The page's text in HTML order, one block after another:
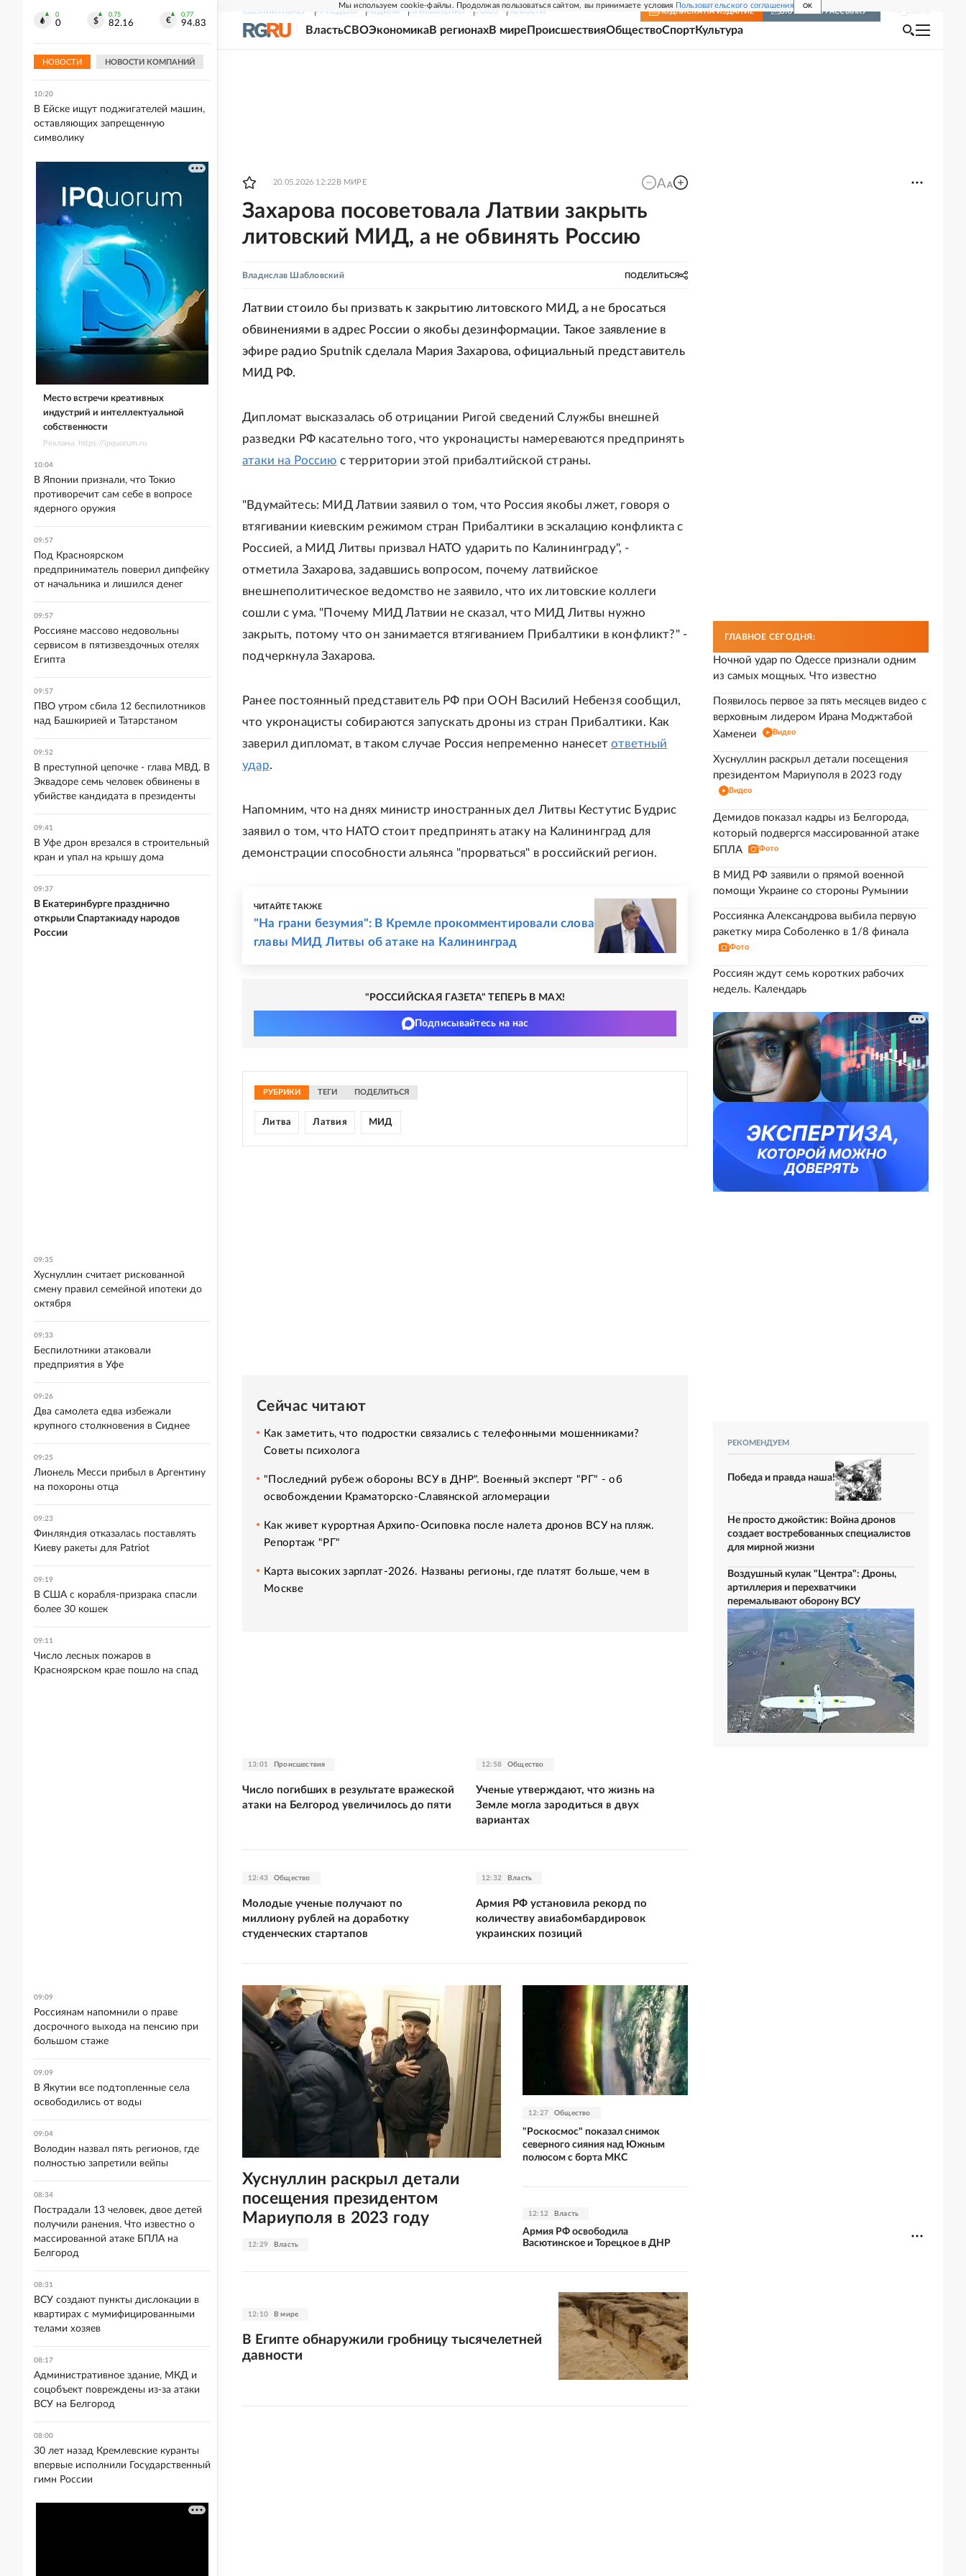
Мы используем cookie-файлы. Продолжая пользоваться сайтом, вы принимаете условия Пользовательского соглашения OK
СВЕЖИЙ НОМЕР РГ-НЕДЕЛЯ РОДИНА ПРИЛОЖЕНИЯ СОЮЗ НОВОСТИ ПОДПИСКА НА ИЗДАНИЕ ВКЛЮЧИТЬ РАССЫЛКУ
ВластьСВОЭкономикаВ регионахВ мире ПроисшествияОбществоСпортКультура
20.05.2026 12:22 В МИРЕ
Захарова посоветовала Латвии закрыть
литовский МИД, а не обвинять Россию
Владислав Шабловский ПОДЕЛИТЬСЯ
Латвии стоило бы призвать к закрытию литовского МИД, а не бросаться
обвинениями в адрес России о якобы дезинформации. Такое заявление в
эфире радио Sputnik сделала Мария Захарова, официальный представитель
МИД РФ.
Дипломат высказалась об отрицании Ригой сведений Службы внешней
разведки РФ касательно того, что укронацисты намереваются предпринять
атаки на Россию с территории этой прибалтийской страны.
"Вдумайтесь: МИД Латвии заявил о том, что Россия якобы лжет, говоря о
втягивании киевским режимом стран Прибалтики в эскалацию конфликта с
Россией, а МИД Литвы призвал НАТО ударить по Калининграду", -
отметила Захарова, задавшись вопросом, почему латвийское
внешнеполитическое ведомство не заявило, что их литовские коллеги
сошли с ума. "Почему МИД Латвии не сказал, что МИД Литвы нужно
закрыть, потому что он занимается втягиванием Прибалтики в конфликт?" -
подчеркнула Захарова.
Ранее постоянный представитель РФ при ООН Василий Небензя сообщил,
что укронацисты собираются запускать дроны из стран Прибалтики. Как
заверил дипломат, в таком случае Россия непременно нанесетответный
удар.
Напомним, что на днях министр иностранных дел Литвы Кестутис Будрис
заявил о том, что НАТО стоит предпринять атаку на Калининград для
демонстрации способности альянса "прорваться" в российский регион.
ЧИТАЙТЕ ТАКЖЕ
"На грани безумия": В Кремле прокомментировали слова
главы МИД Литвы об атаке на Калининград
"РОССИЙСКАЯ ГАЗЕТА" ТЕПЕРЬ В MAX!
Подписывайтесь на нас
РУБРИКИ ТЕГИ ПОДЕЛИТЬСЯ
Литва Латвия МИД
Сейчас читают
Как заметить, что подростки связались с телефонными мошенниками?
Советы психолога
"Последний рубеж обороны ВСУ в ДНР". Военный эксперт "РГ" - об
освобождении Краматорско-Славянской агломерации
Как живет курортная Архипо-Осиповка после налета дронов ВСУ на пляж.
Репортаж "РГ"
Карта высоких зарплат-2026. Названы регионы, где платят больше, чем в
Москве
13:01 Происшествия
Число погибших в результате вражеской
атаки на Белгород увеличилось до пяти
12:58 Общество
Ученые утверждают, что жизнь на
Земле могла зародиться в двух
вариантах
12:43 Общество
Молодые ученые получают по
миллиону рублей на доработку
студенческих стартапов
12:32 Власть
Армия РФ установила рекорд по
количеству авиабомбардировок
украинских позиций
12:29 Власть
Хуснуллин раскрыл детали
посещения президентом
Мариуполя в 2023 году
12:27 Общество
"Роскосмос" показал снимок
северного сияния над Южным
полюсом с борта МКС
12:12 Власть
Армия РФ освободила
Васютинское и Торецкое в ДНР
12:10 В мире
В Египте обнаружили гробницу тысячелетней
давности
ГЛАВНОЕ СЕГОДНЯ:
Ночной удар по Одессе признали одним
из самых мощных. Что известно
Появилось первое за пять месяцев видео с
верховным лидером Ирана Моджтабой
Хаменеи
Видео
Хуснуллин раскрыл детали посещения
президентом Мариуполя в 2023 году
Видео
Демидов показал кадры из Белгорода,
который подвергся массированной атаке
БПЛА
Фото
В МИД РФ заявили о прямой военной
помощи Украине со стороны Румынии
Россиянка Александрова выбила первую
ракетку мира Соболенко в 1/8 финала
Фото
Россиян ждут семь коротких рабочих
недель. Календарь
РЕКОМЕНДУЕМ
Победа и правда наша!
Не просто джойстик: Война дронов
создает востребованных специалистов
для мирной жизни
Воздушный кулак "Центра": Дроны,
артиллерия и перехватчики
перемалывают оборону ВСУ
0
0
0.75
82.16
0.77
94.83
НОВОСТИ НОВОСТИ КОМПАНИЙ
10:30
Новороссийска
10:20
В Ейске ищут поджигателей машин,
оставляющих запрещенную
символику
Место встречи креативных
индустрий и интеллектуальной
собственности
Реклама. https://ipquorum.ru
10:04
В Японии признали, что Токио
противоречит сам себе в вопросе
ядерного оружия
09:57
Под Красноярском
предприниматель поверил дипфейку
от начальника и лишился денег
09:57
Россияне массово недовольны
сервисом в пятизвездочных отелях
Египта
09:57
ПВО утром сбила 12 беспилотников
над Башкирией и Татарстаном
09:52
В преступной цепочке - глава МВД. В
Эквадоре семь человек обвинены в
убийстве кандидата в президенты
09:41
В Уфе дрон врезался в строительный
кран и упал на крышу дома
09:37
В Екатеринбурге празднично
открыли Спартакиаду народов
России
09:35
Хуснуллин считает рискованной
смену правил семейной ипотеки до
октября
09:33
Беспилотники атаковали
предприятия в Уфе
09:26
Два самолета едва избежали
крупного столкновения в Сиднее
09:25
Лионель Месси прибыл в Аргентину
на похороны отца
09:23
Финляндия отказалась поставлять
Киеву ракеты для Patriot
09:19
В США с корабля-призрака спасли
более 30 кошек
09:11
Число лесных пожаров в
Красноярском крае пошло на спад
09:09
Россиянам напомнили о праве
досрочного выхода на пенсию при
большом стаже
09:09
В Якутии все подтопленные села
освободились от воды
09:04
Володин назвал пять регионов, где
полностью запретили вейпы
08:34
Пострадали 13 человек, двое детей
получили ранения. Что известно о
массированной атаке БПЛА на
Белгород
08:31
ВСУ создают пункты дислокации в
квартирах с мумифицированными
телами хозяев
08:17
Административное здание, МКД и
соцобъект повреждены из-за атаки
ВСУ на Белгород
08:00
30 лет назад Кремлевские куранты
впервые исполнили Государственный
гимн России